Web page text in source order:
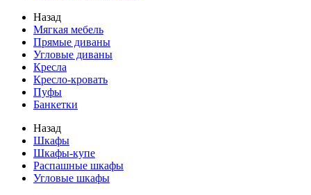
Назад
Мягкая мебель
Прямые диваны
Угловые диваны
Кресла
Кресло-кровать
Пуфы
Банкетки
Назад
Шкафы
Шкафы-купе
Распашные шкафы
Угловые шкафы